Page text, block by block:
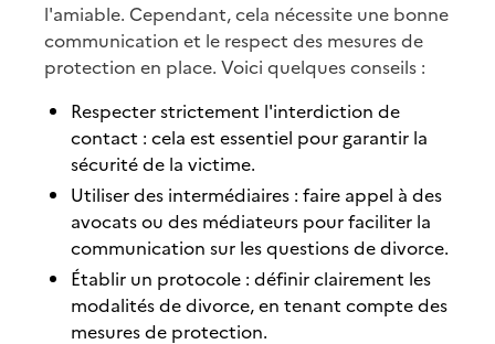
l'amiable. Cependant, cela nécessite une bonne
communication et le respect des mesures de
protection en place. Voici quelques conseils :
Respecter strictement l'interdiction de
contact : cela est essentiel pour garantir la
sécurité de la victime.
Utiliser des intermédiaires : faire appel à des
avocats ou des médiateurs pour faciliter la
communication sur les questions de divorce.
Établir un protocole : définir clairement les
modalités de divorce, en tenant compte des
mesures de protection.